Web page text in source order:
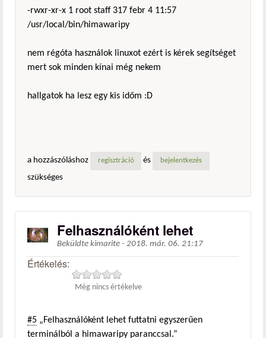
-rwxr-xr-x 1 root staff 317 febr 4 11:57
/usr/local/bin/himawaripy
nem régóta használok linuxot ezért is kérek segítséget
mert sok minden kínai még nekem
hallgatok ha lesz egy kis időm :D
a hozzászóláshoz regisztráció és bejelentkezés
szükséges
Felhasználóként lehet
Beküldte kimarite - 2018. már. 06. 21:17
Értékelés:
Még nincs értékelve
#5 „Felhasználóként lehet futtatni egyszerűen
terminálból a himawaripy paranccsal.”